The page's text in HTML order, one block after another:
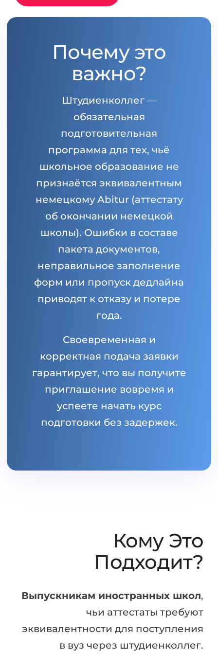
Наши студенты успешно поступают
ЗАПИСАТЬСЯ НА КОНСУЛЬТАЦИЮ
Почему это
важно?
Штудиенколлег —
обязательная
подготовительная
программа для тех, чьё
школьное образование не
признаётся эквивалентным
немецкому Abitur (аттестату
об окончании немецкой
школы). Ошибки в составе
пакета документов,
неправильное заполнение
форм или пропуск дедлайна
приводят к отказу и потере
года.
Своевременная и
корректная подача заявки
гарантирует, что вы получите
приглашение вовремя и
успеете начать курс
подготовки без задержек.
Кому Это
Подходит?
Выпускникам иностранных школ,
чьи аттестаты требуют
эквивалентности для поступления
в вуз через штудиенколлег.